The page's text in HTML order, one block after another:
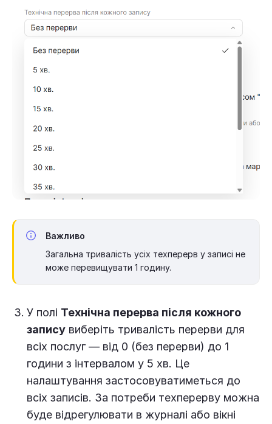
Важливо
Загальна тривалість усіх техперерв у записі не
може перевищувати 1 годину.
У полі Технічна перерва після кожного
запису виберіть тривалість перерви для
всіх послуг — від 0 (без перерви) до 1
години з інтервалом у 5 хв. Це
налаштування застосовуватиметься до
всіх записів. За потреби техперерву можна
буде відрегулювати в журналі або вікні